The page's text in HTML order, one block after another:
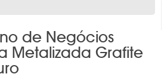
de Negócios
Metalizada Grafite